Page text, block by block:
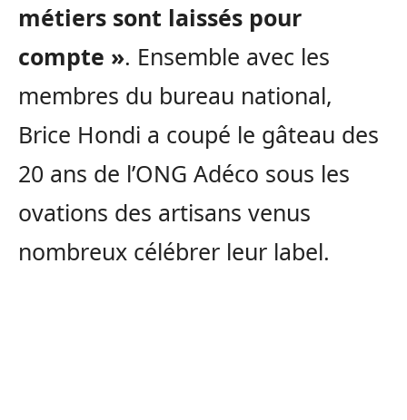
métiers sont laissés pour
compte ». Ensemble avec les
membres du bureau national,
Brice Hondi a coupé le gâteau des
20 ans de l’ONG Adéco sous les
ovations des artisans venus
nombreux célébrer leur label.